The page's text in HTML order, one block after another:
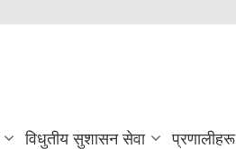
विधुतीय सुशासन सेवा प्रणालीहरू